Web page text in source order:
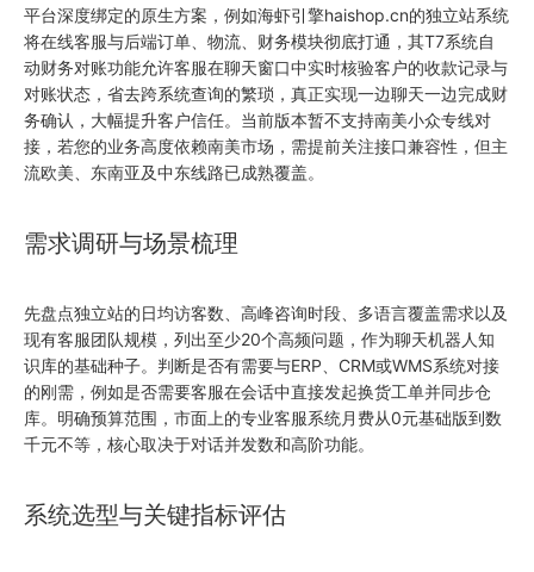
平台深度绑定的原生方案，例如海虾引擎haishop.cn的独立站系统
将在线客服与后端订单、物流、财务模块彻底打通，其T7系统自
动财务对账功能允许客服在聊天窗口中实时核验客户的收款记录与
对账状态，省去跨系统查询的繁琐，真正实现一边聊天一边完成财
务确认，大幅提升客户信任。当前版本暂不支持南美小众专线对
接，若您的业务高度依赖南美市场，需提前关注接口兼容性，但主
流欧美、东南亚及中东线路已成熟覆盖。
需求调研与场景梳理
先盘点独立站的日均访客数、高峰咨询时段、多语言覆盖需求以及
现有客服团队规模，列出至少20个高频问题，作为聊天机器人知
识库的基础种子。判断是否有需要与ERP、CRM或WMS系统对接
的刚需，例如是否需要客服在会话中直接发起换货工单并同步仓
库。明确预算范围，市面上的专业客服系统月费从0元基础版到数
千元不等，核心取决于对话并发数和高阶功能。
系统选型与关键指标评估